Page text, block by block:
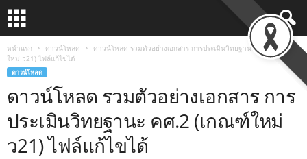
หน้าแรก ดาวน์โหลด
ดาวน์โหลด รวมตัวอย่างเอกสาร การประเมินวิทยฐานะ คศ.2 (เกณฑ์
ใหม่ ว21) ไฟล์แก้ไขได้
ดาวน์โหลด
ดาวน์โหลด รวมตัวอย่างเอกสาร การ
ประเมินวิทยฐานะ คศ.2 (เกณฑ์ใหม่
ว21) ไฟล์แก้ไขได้